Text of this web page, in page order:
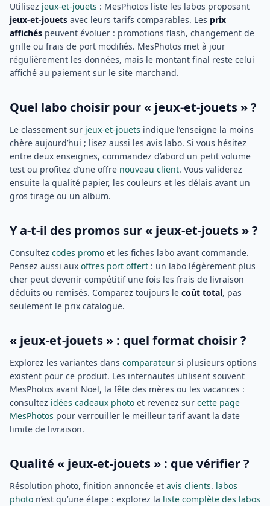
Utilisez jeux-et-jouets : MesPhotos liste les labos proposant
jeux-et-jouets avec leurs tarifs comparables. Les prix
affichés peuvent évoluer : promotions flash, changement de
grille ou frais de port modifiés. MesPhotos met à jour
régulièrement les données, mais le montant final reste celui
affiché au paiement sur le site marchand.
Quel labo choisir pour « jeux-et-jouets » ?
Le classement sur jeux-et-jouets indique l’enseigne la moins
chère aujourd’hui ; lisez aussi les avis labo. Si vous hésitez
entre deux enseignes, commandez d’abord un petit volume
test ou profitez d’une offre nouveau client. Vous validerez
ensuite la qualité papier, les couleurs et les délais avant un
gros tirage ou un album.
Y a-t-il des promos sur « jeux-et-jouets » ?
Consultez codes promo et les fiches labo avant commande.
Pensez aussi aux offres port offert : un labo légèrement plus
cher peut devenir compétitif une fois les frais de livraison
déduits ou remisés. Comparez toujours le coût total, pas
seulement le prix catalogue.
« jeux-et-jouets » : quel format choisir ?
Explorez les variantes dans comparateur si plusieurs options
existent pour ce produit. Les internautes utilisent souvent
MesPhotos avant Noël, la fête des mères ou les vacances :
consultez idées cadeaux photo et revenez sur cette page
MesPhotos pour verrouiller le meilleur tarif avant la date
limite de livraison.
Qualité « jeux-et-jouets » : que vérifier ?
Résolution photo, finition annoncée et avis clients. labos
photo n’est qu’une étape : explorez la liste complète des labos